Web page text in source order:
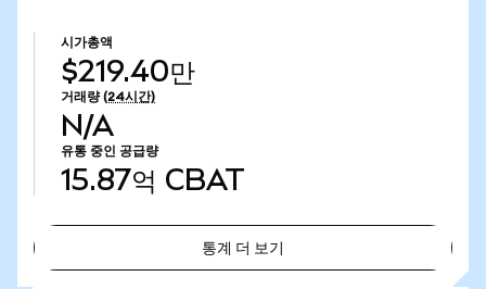
시가총액
$219.40만
거래량 (24시간)
N/A
유통 중인 공급량
15.87억 CBAT
통계 더 보기